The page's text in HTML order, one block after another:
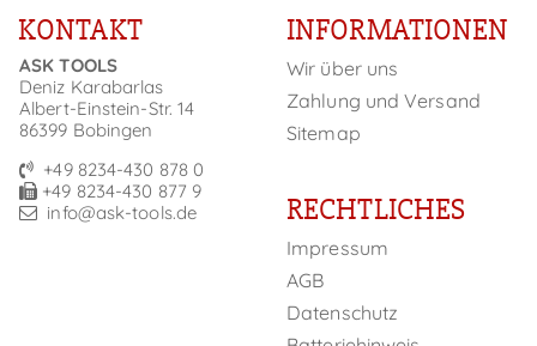
KONTAKT
ASK TOOLS
Deniz Karabarlas
Albert-Einstein-Str. 14
86399 Bobingen
+49 8234-430 878 0
+49 8234-430 877 9
info@ask-tools.de
INFORMATIONEN
Wir über uns
Zahlung und Versand
Sitemap
RECHTLICHES
Impressum
AGB
Datenschutz